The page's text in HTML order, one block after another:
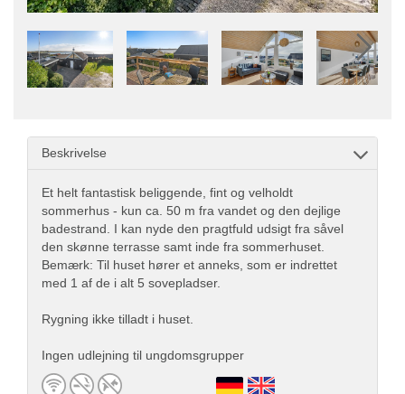
Beskrivelse
Et helt fantastisk beliggende, fint og velholdt
sommerhus - kun ca. 50 m fra vandet og den dejlige
badestrand. I kan nyde den pragtfuld udsigt fra såvel
den skønne terrasse samt inde fra sommerhuset.
Bemærk: Til huset hører et anneks, som er indrettet
med 1 af de i alt 5 sovepladser.
Rygning ikke tilladt i huset.
Ingen udlejning til ungdomsgrupper